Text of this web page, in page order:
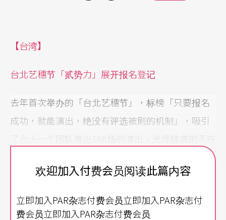
【台湾】
台北艺穗节「贰势力」展开报名登记
去年首次举办的「台北艺穗节」，标榜「只要报名
成功，就能演出，绝没有评选被刷的机制」，吸引
了六十一个团队推出166场的演出，光怪陆离的不在
时间预计自8月29日到9月13日，同去年一样在台北
各种场地演出；主办单位除了免费提供演出场地，
更打造行销平台举办活动行销。报名登记已自即日
欢迎加入付费会员阅读此篇内容
立即加入PAR杂志付费会员立即加入PAR杂志付
费会员立即加入PAR杂志付费会员